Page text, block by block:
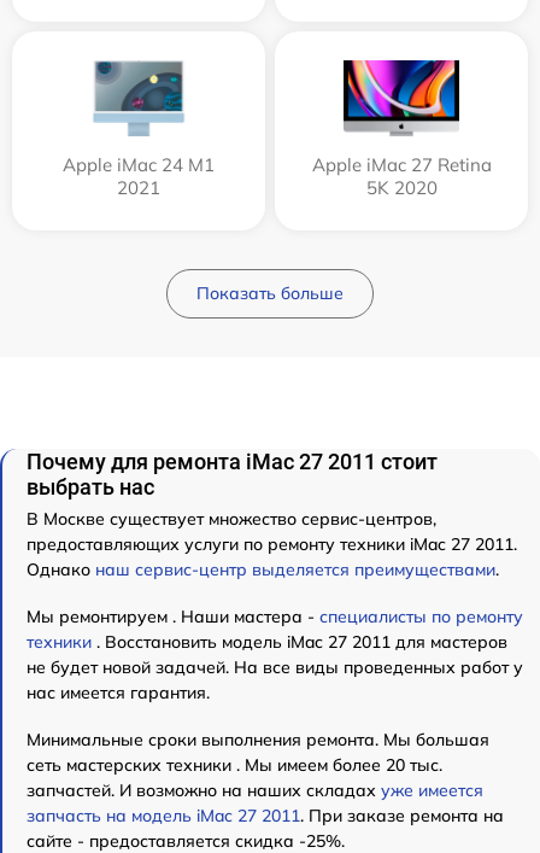
Apple iMac 24 M1
2021
Apple iMac 27 Retina
5K 2020
Показать больше
Почему для ремонта iMac 27 2011 стоит
выбрать нас
В Москве существует множество сервис-центров,
предоставляющих услуги по ремонту техники iMac 27 2011.
Однако наш сервис-центр выделяется преимуществами.
Мы ремонтируем . Наши мастера - специалисты по ремонту
техники . Восстановить модель iMac 27 2011 для мастеров
не будет новой задачей. На все виды проведенных работ у
нас имеется гарантия.
Минимальные сроки выполнения ремонта. Мы большая
сеть мастерских техники . Мы имеем более 20 тыс.
запчастей. И возможно на наших складах уже имеется
запчасть на модель iMac 27 2011. При заказе ремонта на
сайте - предоставляется скидка -25%.